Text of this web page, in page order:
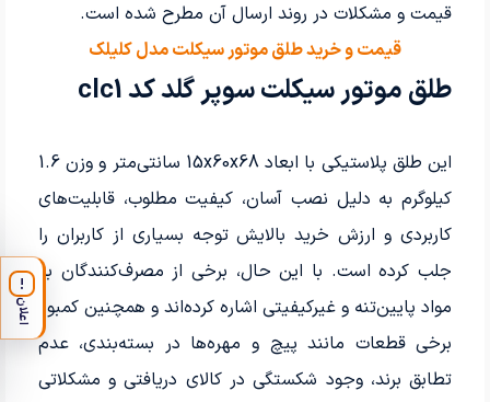
قیمت و مشکلات در روند ارسال آن مطرح شده است.
قیمت و خرید طلق موتور سیکلت مدل کلیلک
طلق موتور سیکلت سوپر گلد کد clc1
این طلق پلاستیکی با ابعاد 15x60x68 سانتی‌متر و وزن 1.6
کیلوگرم به دلیل نصب آسان، کیفیت مطلوب، قابلیت‌های
کاربردی و ارزش خرید بالایش توجه بسیاری از کاربران را
جلب کرده است. با این حال، برخی از مصرف‌کنندگان به
مواد پایین‌تنه و غیرکیفیتی اشاره کرده‌اند و همچنین کمبود
برخی قطعات مانند پیچ‌ و مهره‌ها در بسته‌بندی، عدم
تطابق برند، وجود شکستگی در کالای دریافتی و مشکلاتی
!
اعلان